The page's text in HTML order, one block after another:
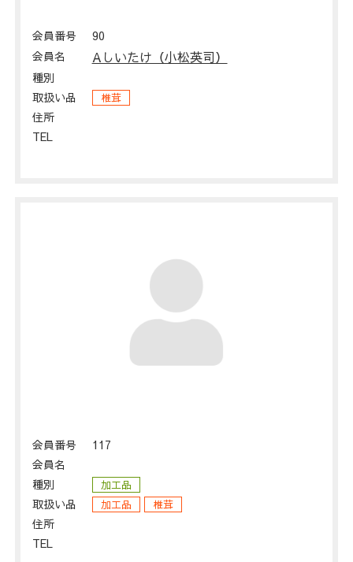
会員番号
90
会員名
Aしいたけ（小松英司）
種別
取扱い品
椎茸
住所
TEL
会員番号
117
会員名
種別
加工品
取扱い品 加工品 椎茸
住所
TEL